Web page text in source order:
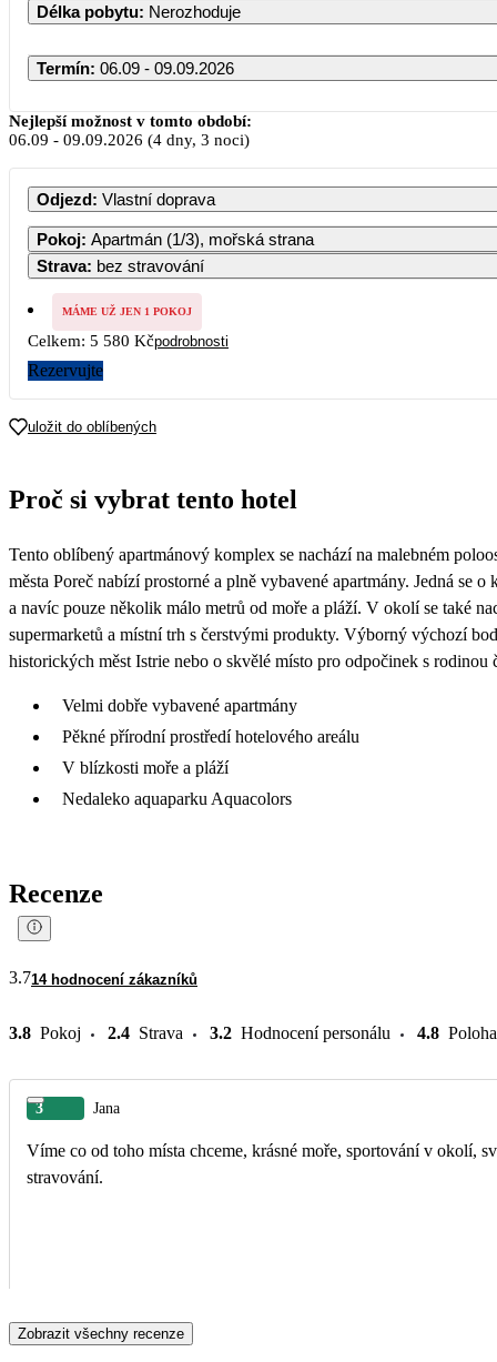
Délka pobytu: Nerozhoduje
Termín: 06.09 - 09.09.2026
Září 2026
PO ÚT ST ČT PÁ SO
1
3 600
2
3 600
3 4 5
7 8 9 10 11 12
14
21 22 23 24 25 26
Nejlepší možnost v tomto období:
06.09 - 09.09.2026 (4 dny, 3 noci)
Odjezd: Vlastní doprava
Pokoj: Apartmán (1/3), mořská strana
Strava: bez stravování
MÁME UŽ JEN 1 POKOJ
Celkem: 5 580 Kčpodrobnosti
Rezervujte
uložit do oblíbených
Proč si vybrat tento hotel
Tento oblíbený apartmánový komplex se nachází na malebném
města Poreč nabízí prostorné a plně vybavené apartmány. Jedná se
a navíc pouze několik málo metrů od moře a pláží. V okolí se také
supermarketů a místní trh s čerstvými produkty. Výborný výchozí
historických měst Istrie nebo o skvělé místo pro odpočinek s rodinou
Velmi dobře vybavené apartmány
Pěkné přírodní prostředí hotelového areálu
V blízkosti moře a pláží
Nedaleko aquaparku Aquacolors
Recenze
3.714 hodnocení zákazníků
3.8 Pokoj 2.4 Strava 3.2 Hodnocení personálu 4.8 Poloha
3 Jana
Víme co od toho místa chceme, krásné moře, sportování v okolí,
stravování.
Zobrazit všechny recenze